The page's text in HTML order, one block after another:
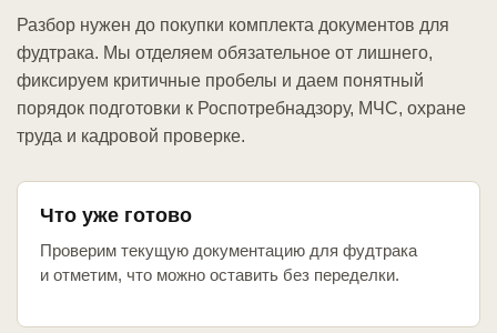
Разбор нужен до покупки комплекта документов для
фудтрака. Мы отделяем обязательное от лишнего,
фиксируем критичные пробелы и даем понятный
порядок подготовки к Роспотребнадзору, МЧС, охране
труда и кадровой проверке.
Что уже готово
Проверим текущую документацию для фудтрака
и отметим, что можно оставить без переделки.